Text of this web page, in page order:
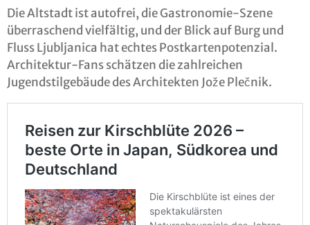
Die Altstadt ist autofrei, die Gastronomie-Szene
überraschend vielfältig, und der Blick auf Burg und
Fluss Ljubljanica hat echtes Postkartenpotenzial.
Architektur-Fans schätzen die zahlreichen
Jugendstilgebäude des Architekten Jože Plečnik.